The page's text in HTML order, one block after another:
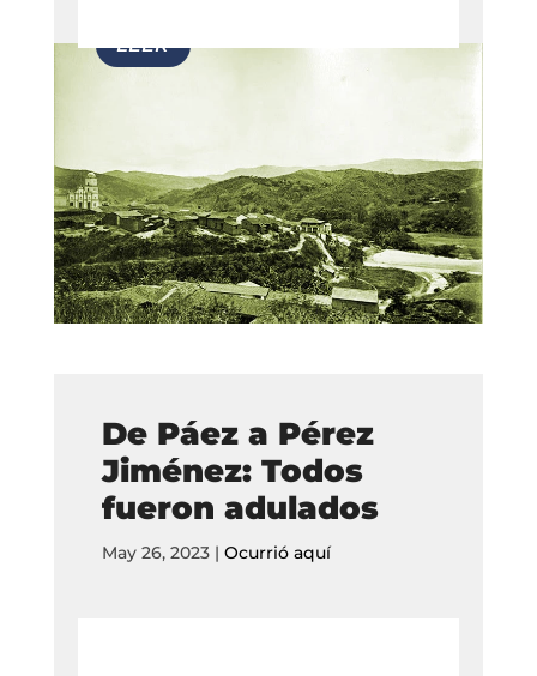
De Páez a Pérez
Jiménez: Todos
fueron adulados
May 26, 2023| Ocurrió aquí